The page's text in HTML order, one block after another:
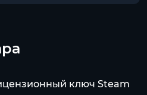
ключ Steam